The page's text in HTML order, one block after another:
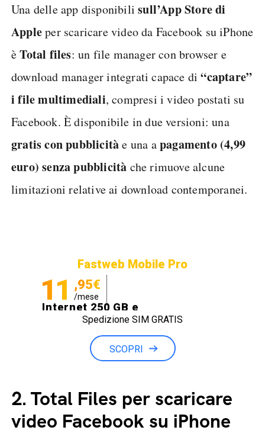
Una delle app disponibili sull’App Store di
Appleper scaricare video da Facebook su iPhone
èTotal files: un file manager con browser e
download manager integrati capace di“captare”
i file multimediali, compresi i video postati su
Facebook. È disponibile in due versioni: una
gratis con pubblicitàe una apagamento (4,99
euro) senza pubblicità che rimuove alcune
limitazioni relative ai download contemporanei.
Fastweb Mobile Pro
11 ,95€
/mese
Internet 250 GB e
Minuti illimitati
Spedizione SIM GRATIS
SCOPRI
2. Total Files per scaricare
video Facebook su iPhone